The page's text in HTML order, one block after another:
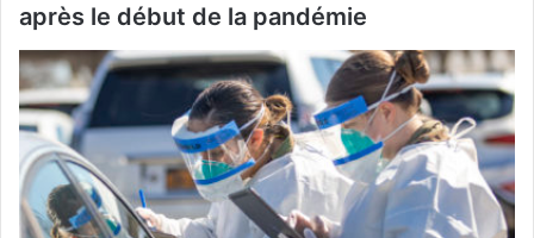
après le début de la pandémie